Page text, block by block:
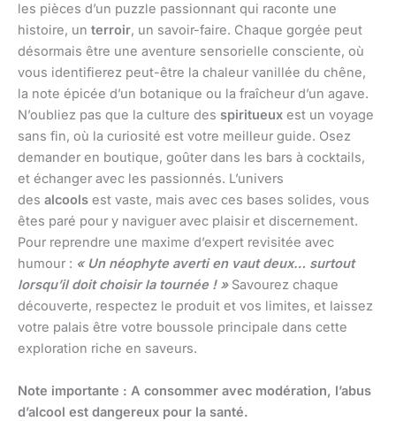
les pièces d’un puzzle passionnant qui raconte une
histoire, un terroir, un savoir-faire. Chaque gorgée peut
désormais être une aventure sensorielle consciente, où
vous identifierez peut-être la chaleur vanillée du chêne,
la note épicée d’un botanique ou la fraîcheur d’un agave.
N’oubliez pas que la culture des spiritueux est un voyage
sans fin, où la curiosité est votre meilleur guide. Osez
demander en boutique, goûter dans les bars à cocktails,
et échanger avec les passionnés. L’univers
des alcools est vaste, mais avec ces bases solides, vous
êtes paré pour y naviguer avec plaisir et discernement.
Pour reprendre une maxime d’expert revisitée avec
humour : « Un néophyte averti en vaut deux… surtout
lorsqu’il doit choisir la tournée ! »Savourez chaque
découverte, respectez le produit et vos limites, et laissez
votre palais être votre boussole principale dans cette
exploration riche en saveurs.
Note importante : A consommer avec modération, l’abus
d’alcool est dangereux pour la santé.